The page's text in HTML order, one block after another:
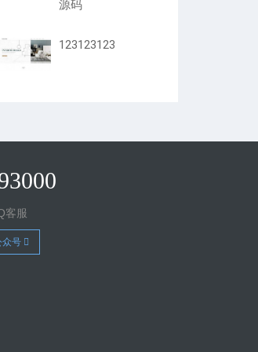
源码
123123123
客服
众号